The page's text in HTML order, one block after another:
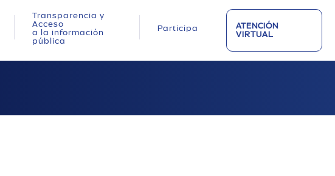
Transparencia y
Acceso
a la información
pública
Participa
ATENCIÓN
VIRTUAL